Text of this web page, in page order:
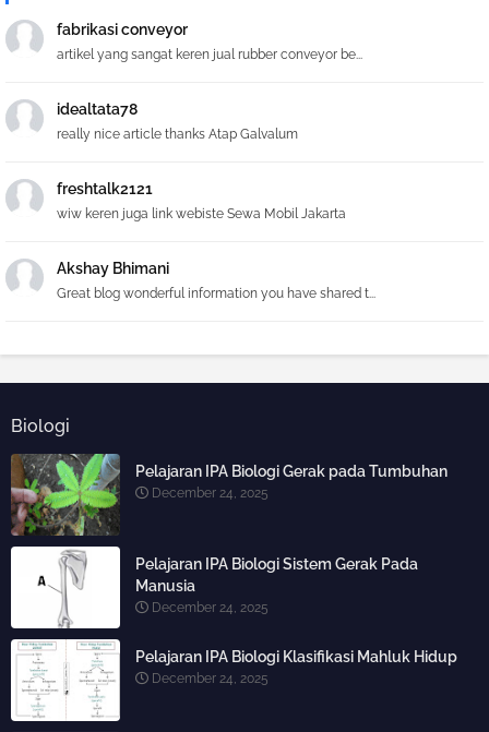
fabrikasi conveyor
artikel yang sangat keren jual rubber conveyor be...
idealtata78
really nice article thanks Atap Galvalum
freshtalk2121
wiw keren juga link webiste Sewa Mobil Jakarta
Akshay Bhimani
Great blog wonderful information you have shared t...
Biologi
Pelajaran IPA Biologi Gerak pada Tumbuhan
December 24, 2025
Pelajaran IPA Biologi Sistem Gerak Pada
Manusia
December 24, 2025
Pelajaran IPA Biologi Klasifikasi Mahluk Hidup
December 24, 2025